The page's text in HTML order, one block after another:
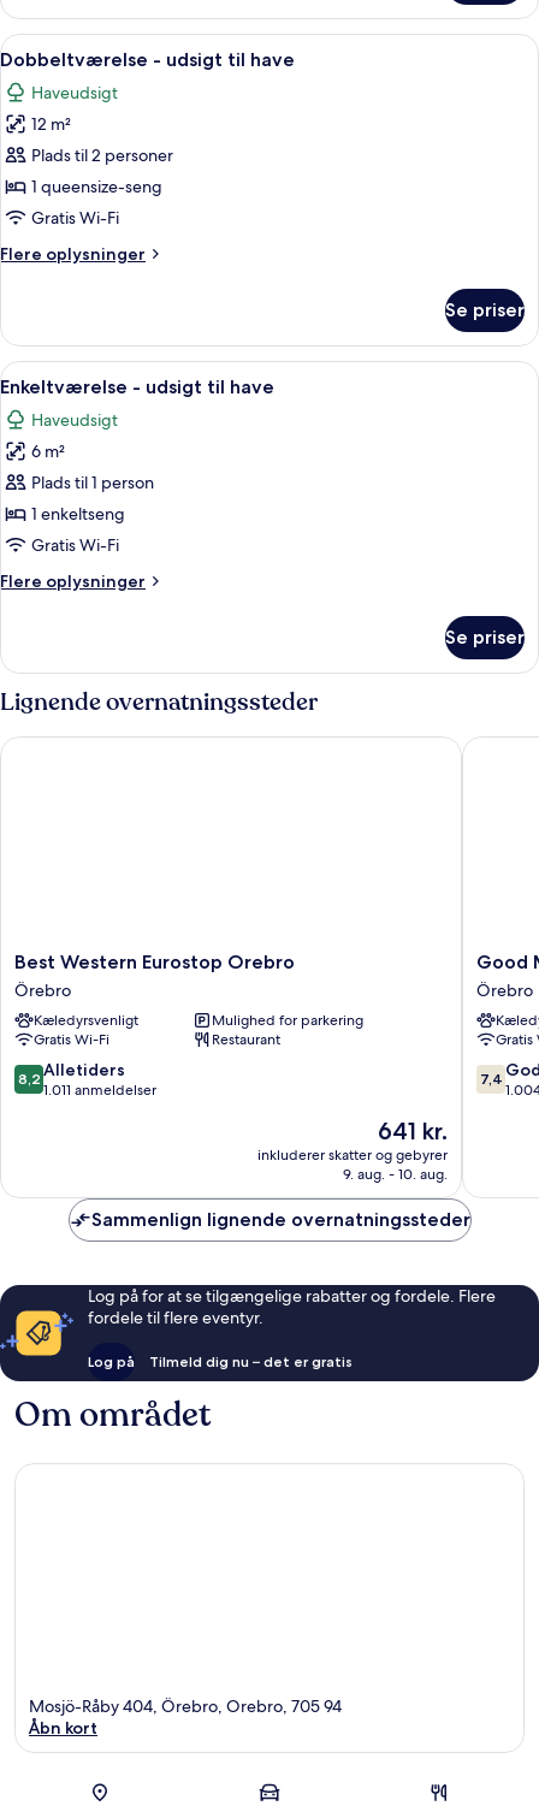
have
til
4
personer
udsigt
til
have
Indlæs
alle
billeder
af
Dobbeltværelse
-
udsigt
have
En dobbeltseng med hvid
11
Dobbeltværelse - udsigt til have
Haveudsigt
12 m²
Plads til 2 personer
1 queensize-seng
Gratis Wi-Fi
Flere oplysninger
Flere
-
udsigt
til
have
Se priser
Indlæs
alle
billeder
af
Enkeltværelse
-
udsigt
have
Et lille værelse med en seng, et
5
Enkeltværelse - udsigt til have
Haveudsigt
6 m²
Plads til 1 person
1 enkeltseng
Gratis Wi-Fi
Flere oplysninger
Flere
-
udsigt
til
have
Se priser
Lignende overnatningssteder
Best
Western
Eurostop
Orebro
Örebro
Best Western Eurostop Orebro
Örebro
Kæledyrsvenligt
Mulighed for parkering
Gratis Wi-Fi
Restaurant
8.2
ud
anmeldelser
8,2 Alletiders
1.011 anmeldelser
Prisen
641 kr.
641 kr.
inkluderer skatter og gebyrer
9. aug. - 10. aug.
Best Western Eurostop Orebro
Good
Morning
Örebro
Örebro
Good
Örebro
Gratis
7.4
ud
7,4
Good
Sammenlign lignende overnatningssteder
Log på for at se tilgængelige rabatter og fordele. Flere
fordele til flere eventyr.
Log på Tilmeld dig nu – det er gratis
Om området
Kort
Mosjö-Råby 404, Örebro, Orebro, 705 94
Åbn kort